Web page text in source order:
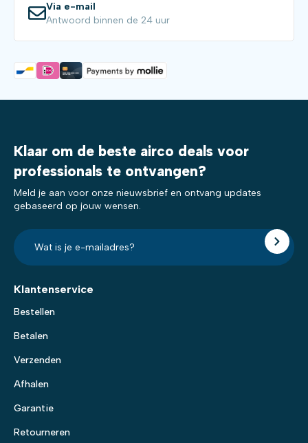
Via e-mail
Antwoord binnen de 24 uur
Klaar om de beste airco deals voor
professionals te ontvangen?
Meld je aan voor onze nieuwsbrief en ontvang updates
gebaseerd op jouw wensen.
E-
mailadres?
*
Klantenservice
Bestellen
Betalen
Verzenden
Afhalen
Garantie
Retourneren